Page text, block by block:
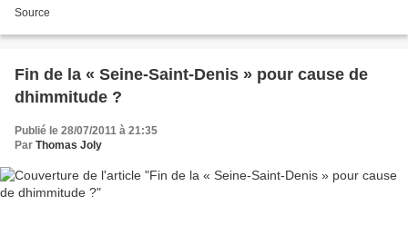
Source
Fin de la « Seine-Saint-Denis » pour cause de
dhimmitude ?
Publié le 28/07/2011 à 21:35
Par Thomas Joly